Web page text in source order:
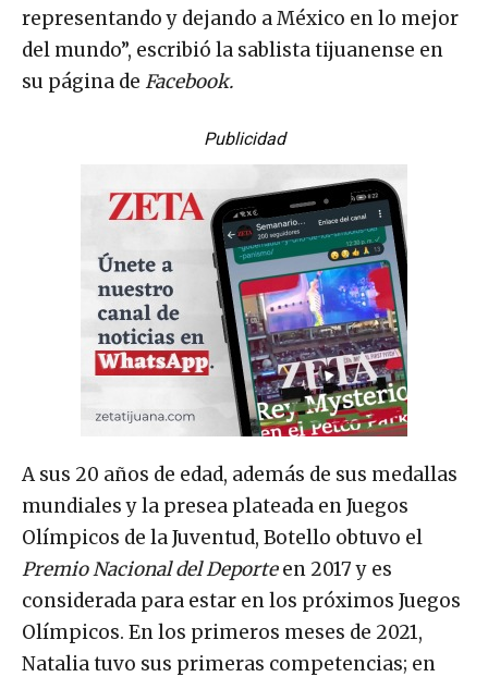
representando y dejando a México en lo mejor
del mundo”, escribió la sablista tijuanense en
su página de Facebook.
Publicidad
A sus 20 años de edad, además de sus medallas
mundiales y la presea plateada en Juegos
Olímpicos de la Juventud, Botello obtuvo el
Premio Nacional del Deporteen 2017 y es
considerada para estar en los próximos Juegos
Olímpicos. En los primeros meses de 2021,
Natalia tuvo sus primeras competencias; en